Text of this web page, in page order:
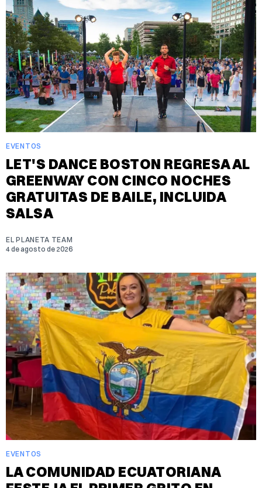
EVENTOS
LET'S DANCE BOSTON REGRESA AL
GREENWAY CON CINCO NOCHES
GRATUITAS DE BAILE, INCLUIDA
SALSA
EL PLANETA TEAM
4 de agosto de 2026
EVENTOS
LA COMUNIDAD ECUATORIANA